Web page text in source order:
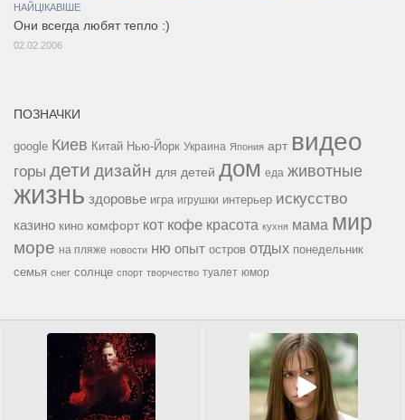
НАЙЦІКАВІШЕ
Они всегда любят тепло :)
02.02.2006
ПОЗНАЧКИ
google Киев Китай Нью-Йорк Украина Япония арт видео
горы дети дизайн для детей дом еда животные
жизнь здоровье игра игрушки интерьер искусство
казино кино комфорт кот кофе красота кухня мама мир
море на пляже новости ню опыт остров отдых понедельник
семья снег солнце спорт творчество туалет юмор